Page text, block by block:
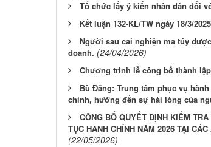
Tổ chức lấy ý kiến nhân dân đối
Kết luận 132-KL/TW ngày 18/3/2025
Người sau cai nghiện ma túy
doanh. (24/04/2026)
Chương trình lễ công bố thành
Bù Đăng: Trung tâm phục vụ
chính, hướng đến sự hài lòng của
CÔNG BỐ QUYẾT ĐỊNH KIỂM
TỤC HÀNH CHÍNH NĂM 2026 TẠI
(22/05/2026)